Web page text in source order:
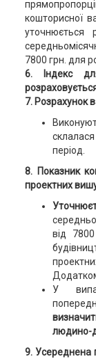
кошторисної
7800 грн. для
6. Індекс
7. Розрахунок
період.
8. Показник
проектних
від
У
людино-
9. Усереднена